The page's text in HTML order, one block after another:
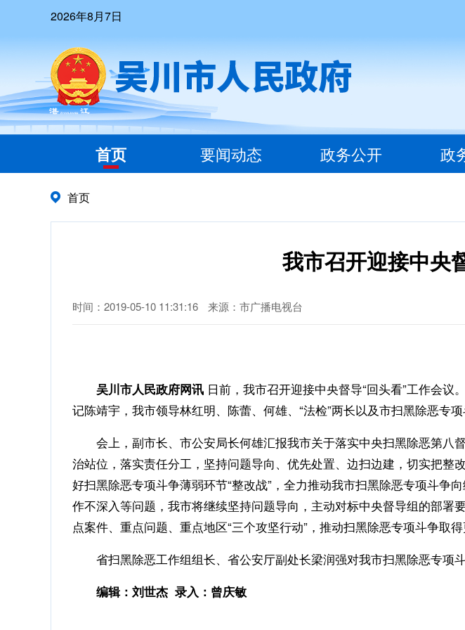
2026年8月7日
首页 要闻动态 政务公开 政
首页
我市召开迎接中央
时间：2019-05-10 11:31:16 来源：市广播电视台
吴川市人民政府网讯 日前，我市召开迎接中央督导“回头看”工作会
记陈靖宇，我市领导林红明、陈蕾、何雄、“法检”两长以及市扫黑除恶专
会上，副市长、市公安局长何雄汇报我市关于落实中央扫黑除恶第八
治站位，落实责任分工，坚持问题导向、优先处置、边扫边建，切实把
好扫黑除恶专项斗争薄弱环节“整改战”，全力推动我市扫黑除恶专项斗
作不深入等问题，我市将继续坚持问题导向，主动对标中央督导组的部
点案件、重点问题、重点地区“三个攻坚行动”，推动扫黑除恶专项斗争取得
省扫黑除恶工作组组长、省公安厅副处长梁润强对我市扫黑除恶专项斗
编辑：刘世杰 录入：曾庆敏